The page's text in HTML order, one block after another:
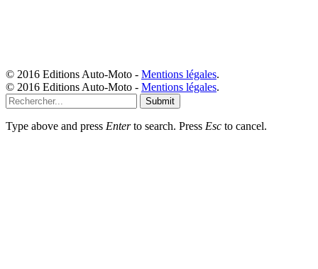
© 2016 Editions Auto-Moto - Mentions légales.
© 2016 Editions Auto-Moto - Mentions légales.
Submit
Type above and press Enterto search. Press Esc to cancel.